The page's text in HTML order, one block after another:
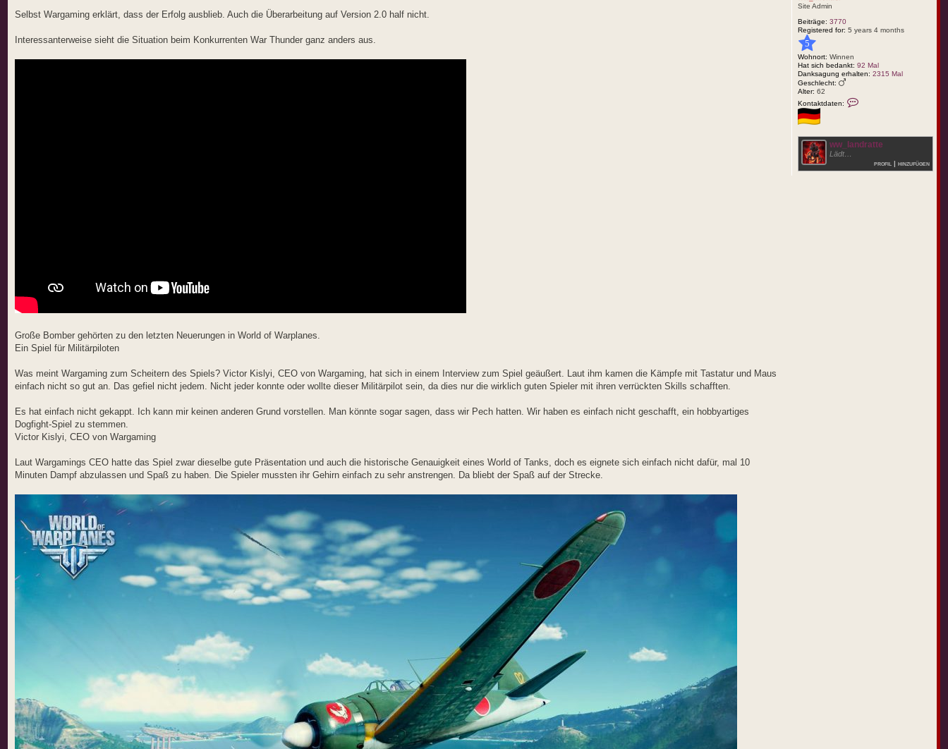
Site Admin
Beiträge: 3770
Registered for: 5 years 4 months
5
Wohnort: Winnen
Hat sich bedankt: 92 Mal
Danksagung erhalten: 2315 Mal
Geschlecht:
Alter: 62
Kontaktdaten:
k
t
ww_landratte
Lädt…
profil | hinzufügen
Selbst Wargaming erklärt, dass der Erfolg ausblieb. Auch die Überarbeitung auf Version 2.0 half nicht.
Interessanterweise sieht die Situation beim Konkurrenten War Thunder ganz anders aus.
Große Bomber gehörten zu den letzten Neuerungen in World of Warplanes.
Ein Spiel für Militärpiloten
Was meint Wargaming zum Scheitern des Spiels? Victor Kislyi, CEO von Wargaming, hat sich in einem Interview zum Spiel geäußert. Laut ihm kamen die Kämpfe mit Tastatur und Maus
einfach nicht so gut an. Das gefiel nicht jedem. Nicht jeder konnte oder wollte dieser Militärpilot sein, da dies nur die wirklich guten Spieler mit ihren verrückten Skills schafften.
Es hat einfach nicht gekappt. Ich kann mir keinen anderen Grund vorstellen. Man könnte sogar sagen, dass wir Pech hatten. Wir haben es einfach nicht geschafft, ein hobbyartiges
Dogfight-Spiel zu stemmen.
Victor Kislyi, CEO von Wargaming
Laut Wargamings CEO hatte das Spiel zwar dieselbe gute Präsentation und auch die historische Genauigkeit eines World of Tanks, doch es eignete sich einfach nicht dafür, mal 10
Minuten Dampf abzulassen und Spaß zu haben. Die Spieler mussten ihr Gehirn einfach zu sehr anstrengen. Da bliebt der Spaß auf der Strecke.